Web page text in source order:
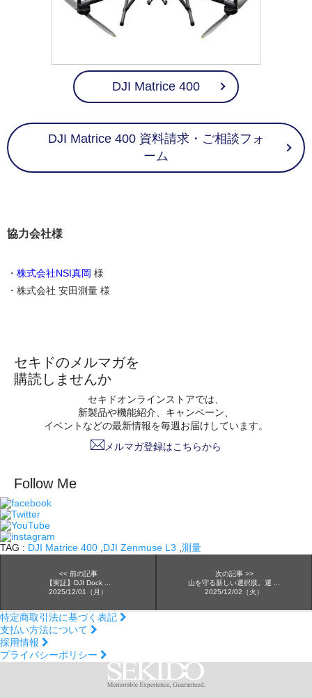
DJI Matrice 400
DJI Matrice 400 資料請求・ご相談フォ
ーム
協力会社様
・ 株式会社NSI真岡 様
・株式会社 安田測量 様
セキドのメルマガを
購読しませんか
セキドオンラインストアでは、
新製品や機能紹介、キャンペーン、
イベントなどの最新情報を毎週お届けしています。
メルマガ登録はこちらから
Follow Me
TAG : DJI Matrice 400 DJI Zenmuse L3 測量
<< 前の記事
【実証】DJI Dock ...
2025/12/01（月）
次の記事 >>
山を守る新しい選択肢。運 ...
2025/12/02（火）
特定商取引法に基づく表記
支払い方法について
採用情報
プライバシーポリシー